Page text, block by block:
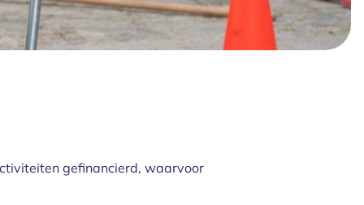
gefinancierd, waarvoor